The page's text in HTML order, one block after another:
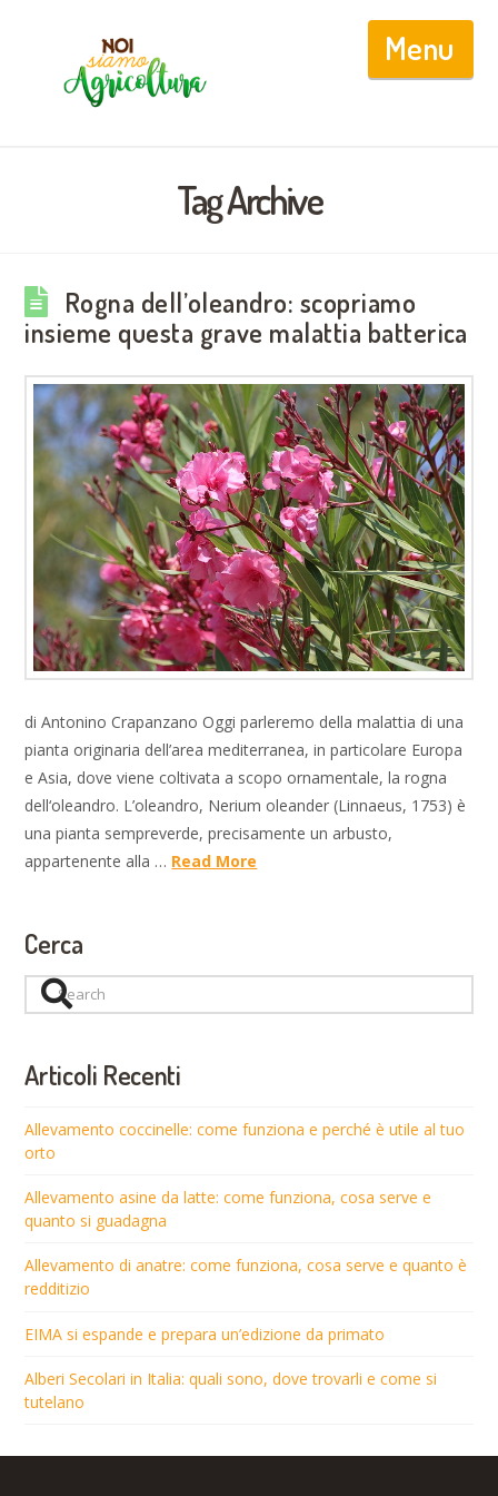
Tag Archive
Rogna dell’oleandro: scopriamo
insieme questa grave malattia batterica
di Antonino Crapanzano Oggi parleremo della malattia di una
pianta originaria dell’area mediterranea, in particolare Europa
e Asia, dove viene coltivata a scopo ornamentale, la rogna
dell‘oleandro. L’oleandro, Nerium oleander (Linnaeus, 1753) è
una pianta sempreverde, precisamente un arbusto,
appartenente alla … Read More
Cerca
Search
Articoli Recenti
Allevamento coccinelle: come funziona e perché è utile al tuo
orto
Allevamento asine da latte: come funziona, cosa serve e
quanto si guadagna
Allevamento di anatre: come funziona, cosa serve e quanto è
redditizio
EIMA si espande e prepara un’edizione da primato
Alberi Secolari in Italia: quali sono, dove trovarli e come si
tutelano